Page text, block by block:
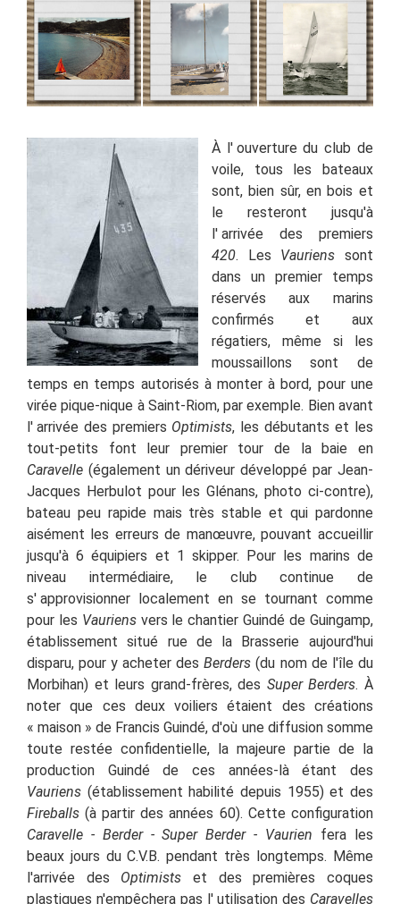
À l' ouverture du club de
voile, tous les bateaux
sont, bien sûr, en bois et
le resteront jusqu'à
l' arrivée des premiers
420. Les Vauriens sont
dans un premier temps
réservés aux marins
confirmés et aux
régatiers, même si les
moussaillons sont de
temps en temps autorisés à monter à bord, pour une
virée pique-nique à Saint-Riom, par exemple. Bien avant
l' arrivée des premiers Optimists, les débutants et les
tout-petits font leur premier tour de la baie en
Caravelle (également un dériveur développé par Jean-
Jacques Herbulot pour les Glénans, photo ci-contre),
bateau peu rapide mais très stable et qui pardonne
aisément les erreurs de manœuvre, pouvant accueillir
jusqu'à 6 équipiers et 1 skipper. Pour les marins de
niveau intermédiaire, le club continue de
s' approvisionner localement en se tournant comme
pour les Vauriensvers le chantier Guindé de Guingamp,
établissement situé rue de la Brasserie aujourd'hui
disparu, pour y acheter desBerders (du nom de l'île du
Morbihan) et leurs grand-frères, des Super Berders. À
noter que ces deux voiliers étaient des créations
« maison » de Francis Guindé, d'où une diffusion somme
toute restée confidentielle, la majeure partie de la
production Guindé de ces années-là étant des
Vauriens (établissement habilité depuis 1955) et des
Fireballs (à partir des années 60). Cette configuration
Caravelle - Berder - Super Berder - Vaurien fera les
beaux jours du C.V.B. pendant très longtemps. Même
l'arrivée des Optimists et des premières coques
plastiques n'empêchera pas l' utilisation des Caravelles